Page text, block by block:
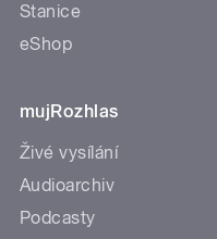
Stanice
eShop
mujRozhlas
Živé vysílání
Audioarchiv
Podcasty